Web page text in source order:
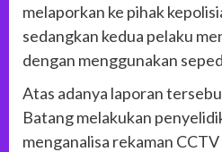
melaporkan ke pihak
sedangkan kedua pelaku
dengan menggunakan
Atas adanya laporan
Batang melakukan
menganalisa rekaman